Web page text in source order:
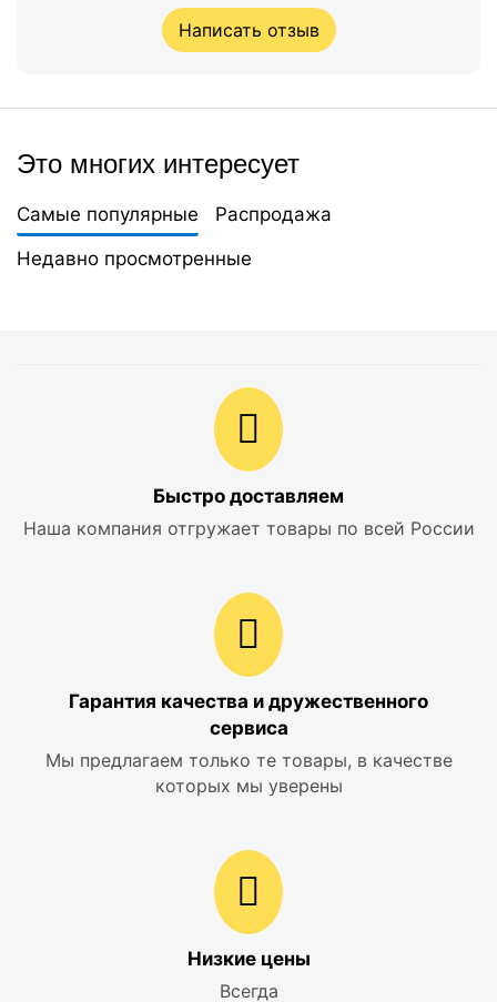
Написать отзыв
Это многих интересует
Самые популярные
Распродажа
Недавно просмотренные
Быстро доставляем
Наша компания отгружает товары по всей России
Гарантия качества и дружественного
сервиса
Мы предлагаем только те товары, в качестве
которых мы уверены
Низкие цены
Всегда